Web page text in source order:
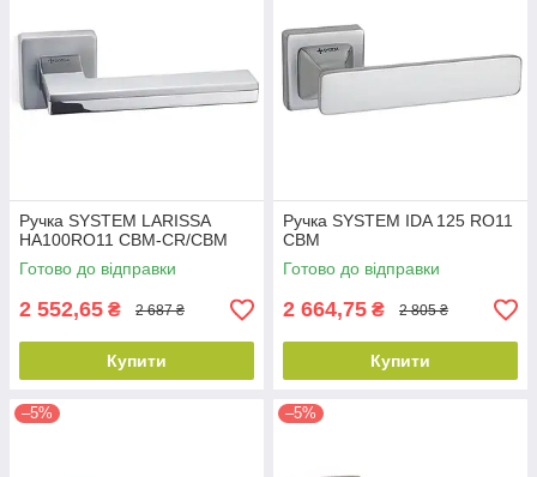
Ручка SYSTEM LARISSA
HA100RO11 CBM-CR/CBM
Готово до відправки
2 552,65 ₴ 2 687 ₴
Купити
Ручка SYSTEM IDA 125 RO11
CBM
Готово до відправки
2 664,75 ₴ 2 805 ₴
Купити
–5% –5%